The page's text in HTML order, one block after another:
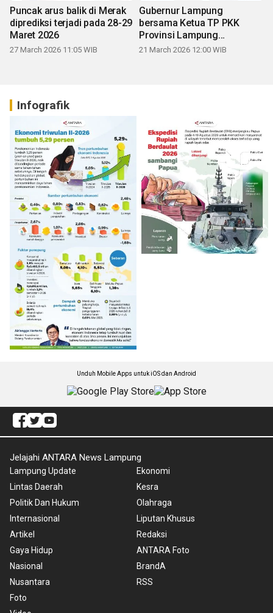
Puncak arus balik di Merak
diprediksi terjadi pada 28-29
Maret 2026
27 March 2026 11:05 WIB
Gubernur Lampung
bersama Ketua TP PKK
Provinsi Lampung
mengucapkan Selamat Hari
21 March 2026 12:00 WIB
Infografik
Unduh Mobile Apps untuk iOS dan Android
Jelajahi ANTARA News Lampung
Lampung Update
Lintas Daerah
Politik Dan Hukum
Internasional
Artikel
Gaya Hidup
Nasional
Nusantara
Foto
Ekonomi
Kesra
Olahraga
Liputan Khusus
Redaksi
ANTARA Foto
BrandA
RSS